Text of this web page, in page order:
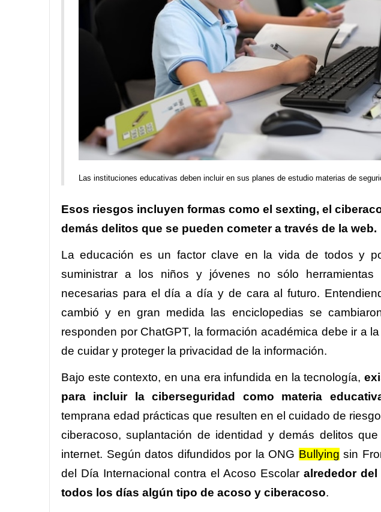
Las instituciones educativas deben incluir en sus planes de estudio materias de
Esos riesgos incluyen formas como el sexting, el
demás delitos que se pueden cometer a través de la web.
La educación es un factor clave en la vida de todos y
suministrar a los niños y jóvenes no sólo herramientas
necesarias para el día a día y de cara al futuro.
cambió y en gran medida las enciclopedias se
responden por ChatGPT, la formación académica debe ir a
de cuidar y proteger la privacidad de la información.
Bajo este contexto, en una era infundida en la tecnología,
para incluir la ciberseguridad como materia
temprana edad prácticas que resulten en el cuidado de
ciberacoso, suplantación de identidad y demás delitos
internet. Según datos difundidos por la ONG Bullying sin
del Día Internacional contra el Acoso Escolar alrededor
todos los días algún tipo de acoso y ciberacoso.